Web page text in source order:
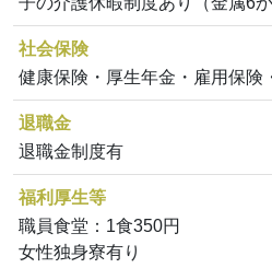
社会保険
健康保険・厚生年金・雇用保険
退職金
退職金制度有
福利厚生等
職員食堂：1食350円
女性独身寮有り